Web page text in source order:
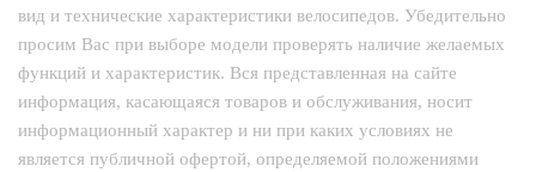
вид и технические характеристики велосипедов. Убедительно
просим Вас при выборе модели проверять наличие желаемых
функций и характеристик. Вся представленная на сайте
информация, касающаяся товаров и обслуживания, носит
информационный характер и ни при каких условиях не
является публичной офертой, определяемой положениями